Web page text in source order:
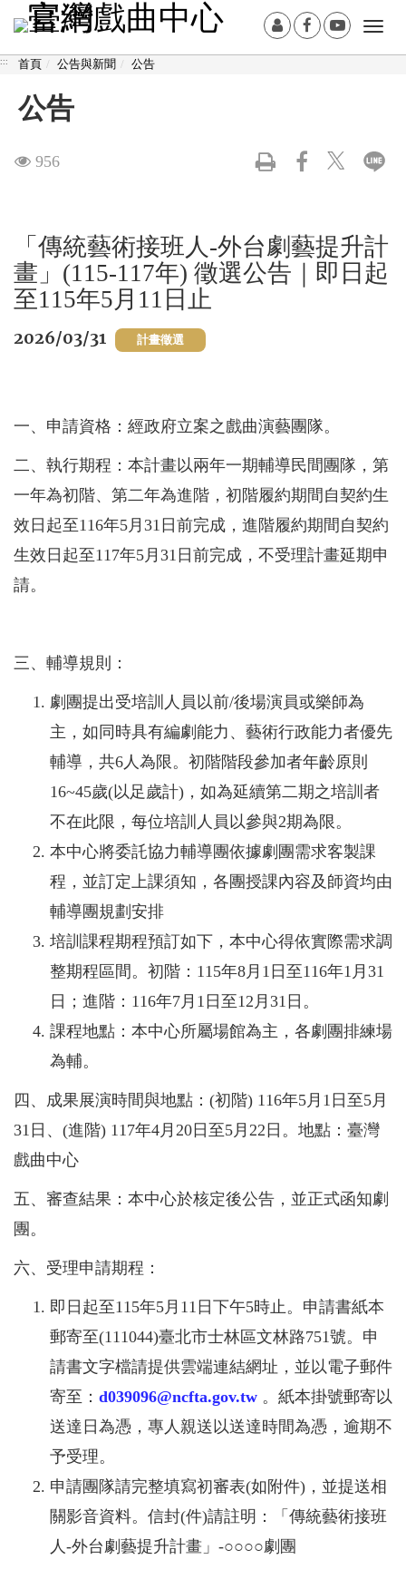
到
主
塊
會
Facebook[另
::: 首頁 公告與新聞 公告
公告
觀
次
數
956
「傳統藝術接班人-外台劇藝提升計
畫」(115-117年) 徵選公告｜即日起
至115年5月11日止
2026/03/31 計畫徵選
一、申請資格：經政府立案之戲曲演藝團隊。
二、執行期程：本計畫以兩年一期輔導民間團隊，第
一年為初階、第二年為進階，初階履約期間自契約生
效日起至116年5月31日前完成，進階履約期間自契約
生效日起至117年5月31日前完成，不受理計畫延期申
請。
三、輔導規則：
劇團提出受培訓人員以前/後場演員或樂師為
主，如同時具有編劇能力、藝術行政能力者優先
輔導，共6人為限。初階階段參加者年齡原則
16~45歲(以足歲計)，如為延續第二期之培訓者
不在此限，每位培訓人員以參與2期為限。
本中心將委託協力輔導團依據劇團需求客製課
程，並訂定上課須知，各團授課內容及師資均由
輔導團規劃安排
培訓課程期程預訂如下，本中心得依實際需求調
整期程區間。初階：115年8月1日至116年1月31
日；進階：116年7月1日至12月31日。
課程地點：本中心所屬場館為主，各劇團排練場
為輔。
四、成果展演時間與地點：(初階) 116年5月1日至5月
31日、(進階) 117年4月20日至5月22日。地點：臺灣
戲曲中心
五、審查結果：本中心於核定後公告，並正式函知劇
團。
六、受理申請期程：
即日起至115年5月11日下午5時止。申請書紙本
郵寄至(111044)臺北市士林區文林路751號。申
請書文字檔請提供雲端連結網址，並以電子郵件
寄至： d039096@ncfta.gov.tw 。紙本掛號郵寄以
送達日為憑，專人親送以送達時間為憑，逾期不
予受理。
申請團隊請完整填寫初審表(如附件)，並提送相
關影音資料。信封(件)請註明：「傳統藝術接班
人-外台劇藝提升計畫」-○○○○劇團